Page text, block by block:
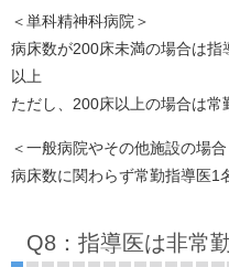
＜単科精神科病院＞
病床数が200床未満の場合は指
以上
ただし、200床以上の場合は常
＜一般病院やその他施設の場合
病床数に関わらず常勤指導医1
Q8：指導医は非常